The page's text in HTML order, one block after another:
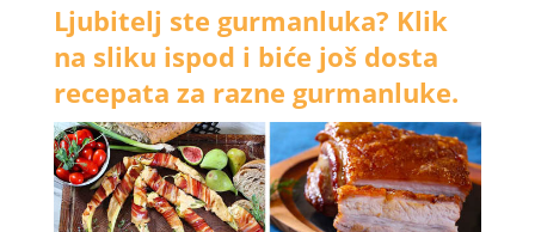
Ljubitelj ste gurmanluka? Klik
na sliku ispod i biće još dosta
recepata za razne gurmanluke.